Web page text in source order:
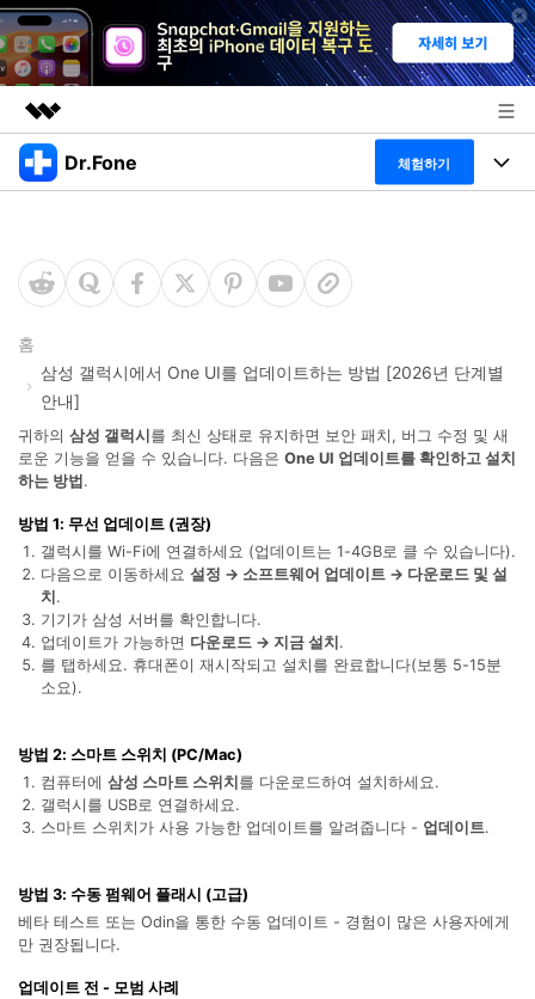
주요 제품
개요
솔루션
회사 소개
뉴스룸
플랜 및 가격
도움말 센터
Dr.Fone 체험하기
특징
폴 툴킷 보기 >
프로그램
데스크탑
모바일
온라인
탐색 및 발견
닥터폰 하이라이트 살펴보기
사용 방법은 무엇입니까?
리소스
공식 설치 파일 및 최신 버전 업데이트를 제공
합니다.
리소스 허브
3,000개 이상의 사용 가이드, 전문가 팁 및 최
사용 가이드
🔓️온라인 잠금 해제
iOS26 다운그레이드
검색하기
홈
삼성 갤럭시에서 One UI를 업데이트하는 방법 [2026년 단계별
안내]
귀하의 삼성 갤럭시 를 최신 상태로 유지하면 보안 패치, 버그 수정 및 새
로운 기능을 얻을 수 있습니다. 다음은 One UI 업데이트를 확인하고 설치
하는 방법 .
방법 1: 무선 업데이트 (권장)
갤럭시를 Wi-Fi에 연결하세요 (업데이트는 1-4GB로 클 수 있습니다).
다음으로 이동하세요 설정 → 소프트웨어 업데이트 → 다운로드 및 설
치 .
기기가 삼성 서버를 확인합니다.
업데이트가 가능하면 다운로드 → 지금 설치 .
를 탭하세요. 휴대폰이 재시작되고 설치를 완료합니다(보통 5-15분
소요).
방법 2: 스마트 스위치 (PC/Mac)
컴퓨터에 삼성 스마트 스위치 를 다운로드하여 설치하세요.
갤럭시를 USB로 연결하세요.
스마트 스위치가 사용 가능한 업데이트를 알려줍니다 - 업데이트.
방법 3: 수동 펌웨어 플래시 (고급)
베타 테스트 또는 Odin을 통한 수동 업데이트 - 경험이 많은 사용자에게
만 권장됩니다.
업데이트 전 - 모범 사례